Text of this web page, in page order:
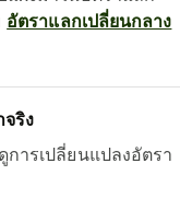
อัตราแลกเปลี่ยนกลาง
ริง
ารเปลี่ยนแปลงอัตรา